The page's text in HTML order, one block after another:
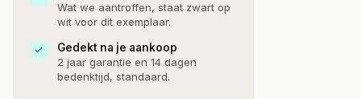
Wat we aantroffen, staat zwart op
wit voor dit exemplaar.
Gedekt na je aankoop
2 jaar garantie en 14 dagen
bedenktijd, standaard.